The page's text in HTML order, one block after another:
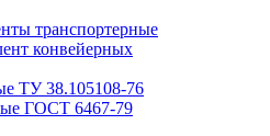
транспортерные
конвейерных
ТУ 38.105108-76
ГОСТ 6467-79